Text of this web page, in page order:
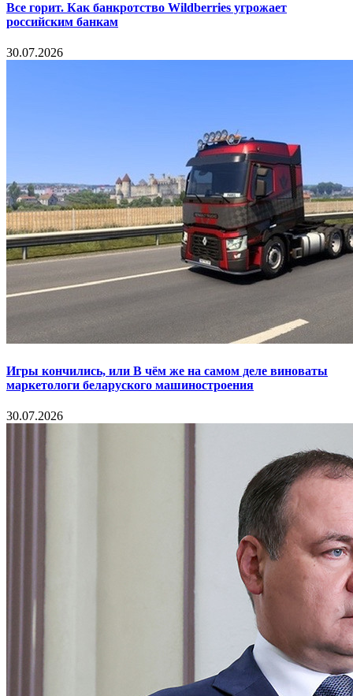
Все горит. Как банкротство Wildberries угрожает
российским банкам
30.07.2026
Игры кончились, или В чём же на самом деле виноваты
маркетологи беларуского машиностроения
30.07.2026